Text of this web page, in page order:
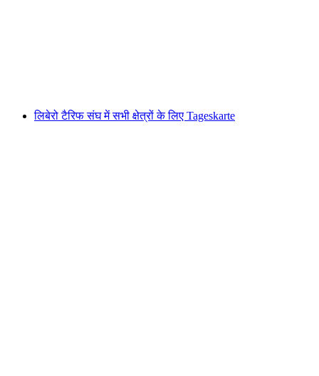
लिबेरो टैरिफ संघ में सभी क्षेत्रों के लिए Tageskarte